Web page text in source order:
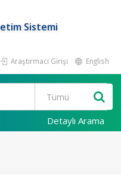
Sistemi
Araştırmacı Girişi English
Detaylı Arama